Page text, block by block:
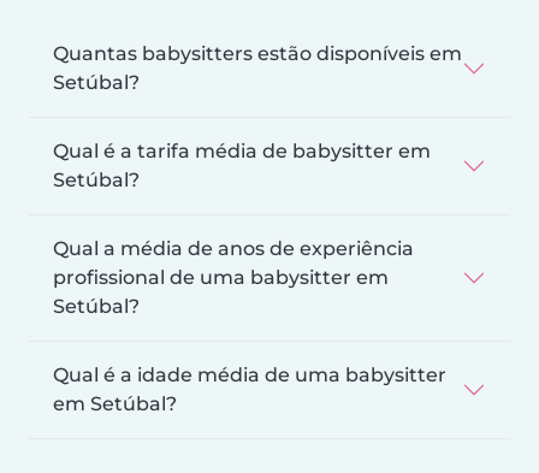
Quantas babysitters estão disponíveis em
Setúbal?
Qual é a tarifa média de babysitter em
Setúbal?
Qual a média de anos de experiência
profissional de uma babysitter em
Setúbal?
Qual é a idade média de uma babysitter
em Setúbal?